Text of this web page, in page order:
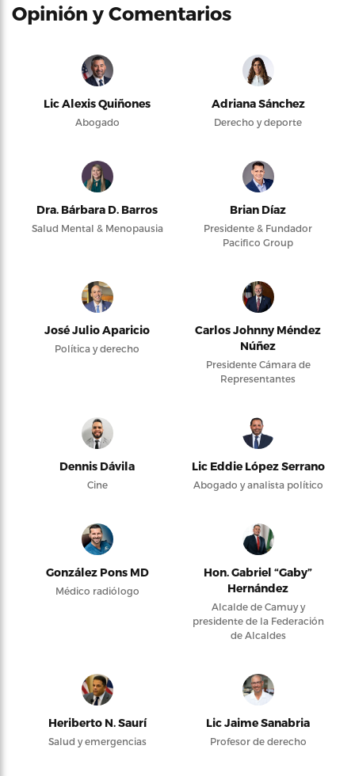
Opinión y Comentarios
Lic Alexis Quiñones
Abogado
Adriana Sánchez
Derecho y deporte
Dra. Bárbara D. Barros
Salud Mental & Menopausia
Brian Díaz
Presidente & Fundador
Pacifico Group
José Julio Aparicio
Política y derecho
Carlos Johnny Méndez
Núñez
Presidente Cámara de
Representantes
Dennis Dávila
Cine
Lic Eddie López Serrano
Abogado y analista político
González Pons MD
Médico radiólogo
Hon. Gabriel “Gaby”
Hernández
Alcalde de Camuy y
presidente de la Federación
de Alcaldes
Heriberto N. Saurí
Salud y emergencias
Lic Jaime Sanabria
Profesor de derecho